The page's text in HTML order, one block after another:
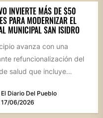
INVIERTE MÁS DE $50
PARA MODERNIZAR EL
MUNICIPAL SAN ISIDRO
avanza con una
refuncionalización del
salud que incluye
de...
El Diario Del Pueblo
17/06/2026